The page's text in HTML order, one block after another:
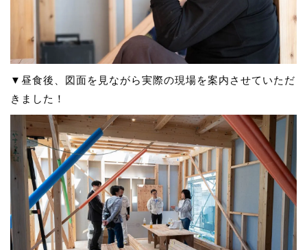
▼昼食後、図面を見ながら実際の現場を案内させていただ
きました！